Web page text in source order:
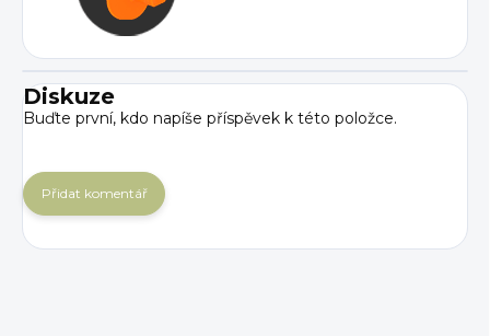
Diskuze
Buďte první, kdo napíše příspěvek k této položce.
Přidat komentář